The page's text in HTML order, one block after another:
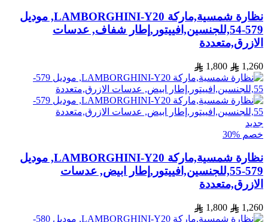
نظارة شمسية,ماركة LAMBORGHINI-Y20, موديل
579-54,للجنسين,افييتور,إطار شفاف, عدسات
الازرق,متعددة
1,260
1,800
جديد
خصم %30
نظارة شمسية,ماركة LAMBORGHINI-Y20, موديل
579-55,للجنسين,افييتور,إطار ابيض, عدسات
الازرق,متعددة
1,260
1,800